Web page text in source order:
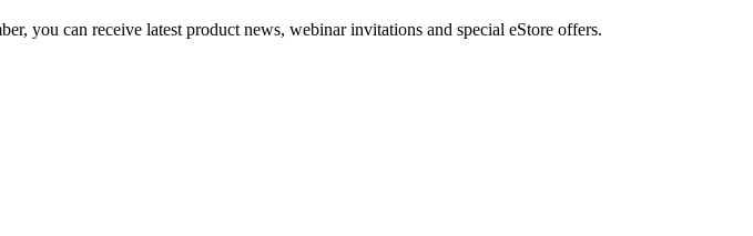
you can receive latest product news, webinar invitations and special eStore offers.